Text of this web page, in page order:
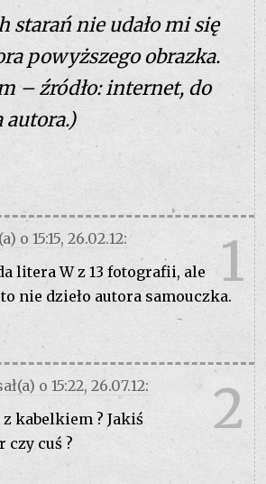
starań nie udało mi się
powyższego obrazka.
– źródło: internet, do
autora.)
1
o 15:15, 26.02.12:
litera W z 13 fotografii, ale
nie dzieło autora samouczka.
2
o 15:22, 26.07.12:
z kabelkiem ? Jakiś
czy cuś ?